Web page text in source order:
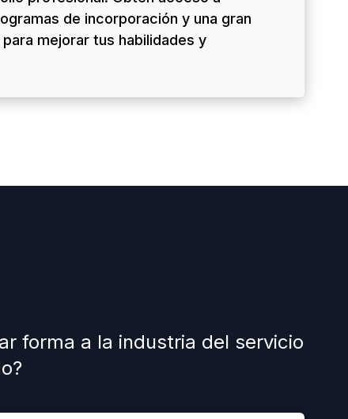
de incorporación y una gran
mejorar tus habilidades y
forma a la industria del servicio